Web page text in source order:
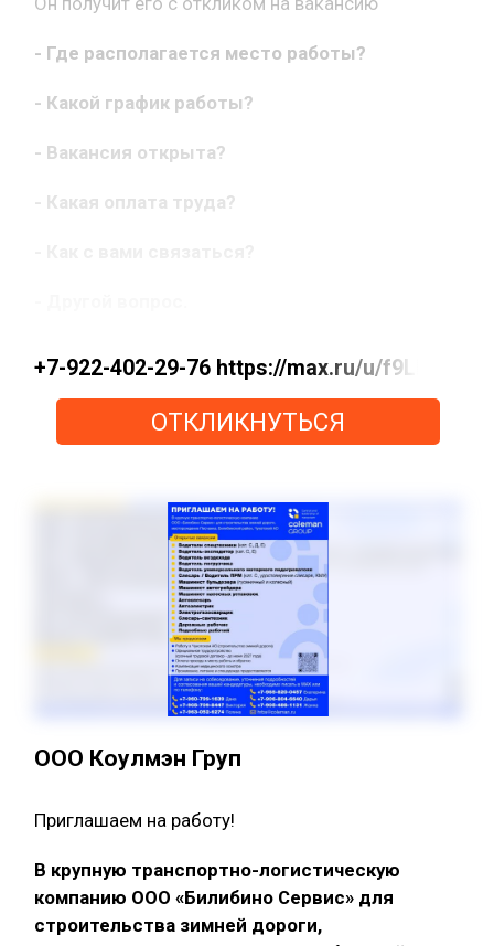
- Где располагается место работы?
- Какой график работы?
- Вакансия открыта?
- Какая оплата труда?
+7-922-402-29-76 https://max.ru/u/
ОТКЛИКНУТЬСЯ
ООО Коулмэн Груп
Приглашаем на работу!
В крупную транспортно-логистическую
компанию ООО «Билибино Сервис» для
строительства зимней дороги,